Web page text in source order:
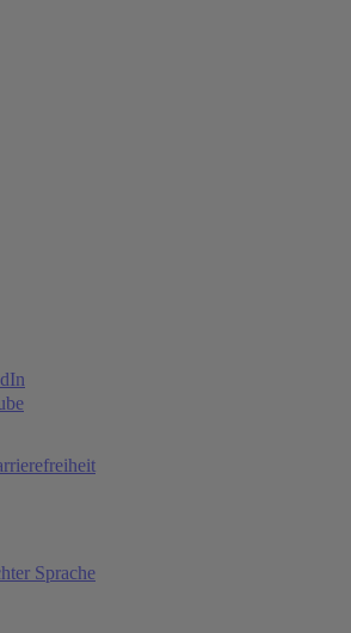
Sprache